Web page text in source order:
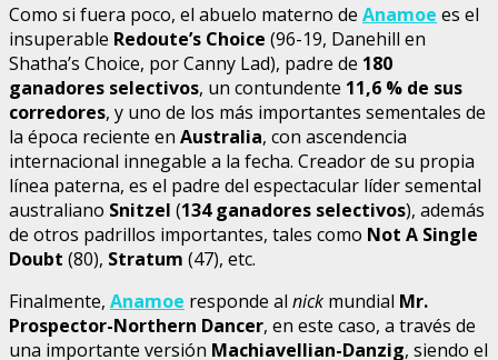
Como si fuera poco, el abuelo materno de Anamoe es el
insuperable Redoute’s Choice (96-19, Danehill en
Shatha’s Choice, por Canny Lad), padre de 180
ganadores selectivos, un contundente 11,6 % de sus
corredores, y uno de los más importantes sementales de
la época reciente en Australia, con ascendencia
internacional innegable a la fecha. Creador de su propia
línea paterna, es el padre del espectacular líder semental
australiano Snitzel (134 ganadores selectivos), además
de otros padrillos importantes, tales como Not A Single
Doubt (80), Stratum (47), etc.
Finalmente, Anamoe responde al nick mundial Mr.
Prospector-Northern Dancer, en este caso, a través de
una importante versión Machiavellian-Danzig, siendo el